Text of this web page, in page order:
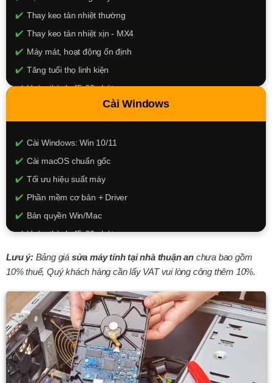
Thay keo tản nhiệt thường
Thay keo tản nhiệt xịn - MX4
Máy mát, hoạt động ổn định
Tăng tuổi thọ linh kiện
Hoàn thành 45-60 phút
150k - 250k
XEM CHI TIẾT
Cài Windows
Cài Windows: Win 10/11
Cài macOS chuẩn gốc
Tối ưu hiệu suất máy
Phần mềm cơ bản + Driver
Bản quyền Win/Mac
Hoàn thành 45-60 phút
150k - 350k
Lưu ý:Bảng giá sửa máy tính tại nhà thuận an chưa bao gồm
10% thuế, Quý khách hàng cần lấy VAT vui lòng công thêm 10%.